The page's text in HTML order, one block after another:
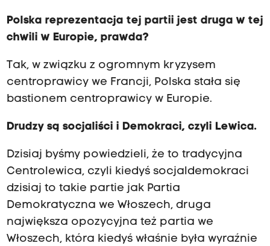
Polska reprezentacja tej partii jest druga w tej
chwili w Europie, prawda?
Tak, w związku z ogromnym kryzysem
centroprawicy we Francji, Polska stała się
bastionem centroprawicy w Europie.
Drudzy są socjaliści i Demokraci, czyli Lewica.
Dzisiaj byśmy powiedzieli, że to tradycyjna
Centrolewica, czyli kiedyś socjaldemokraci
dzisiaj to takie partie jak Partia
Demokratyczna we Włoszech, druga
największa opozycyjna też partia we
Włoszech, która kiedyś właśnie była wyraźnie